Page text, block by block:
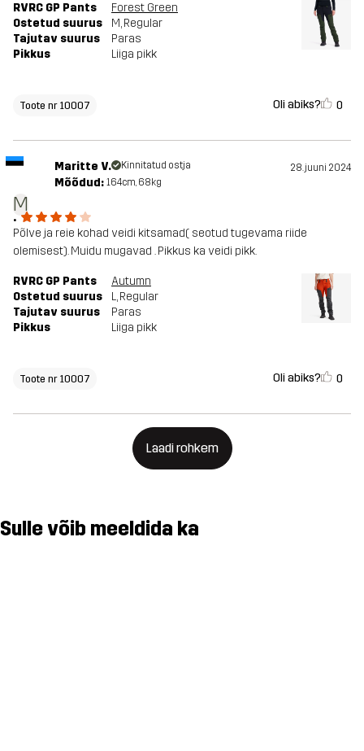
RVRC GP Pants
Forest Green
Ostetud suurus
M, Regular
Tajutav suurus
Paras
Pikkus
Liiga pikk
Toote nr 10007 Oli abiks? 0
M
Maritte V. Kinnitatud ostja 28. juuni 2024
Mõõdud: 164cm, 68kg
.
Põlve ja reie kohad veidi kitsamad( seotud tugevama riide
olemisest). Muidu mugavad . Pikkus ka veidi pikk.
RVRC GP Pants
Autumn
Ostetud suurus
L, Regular
Tajutav suurus
Paras
Pikkus
Liiga pikk
Toote nr 10007 Oli abiks? 0
Laadi rohkem
Sulle võib meeldida ka